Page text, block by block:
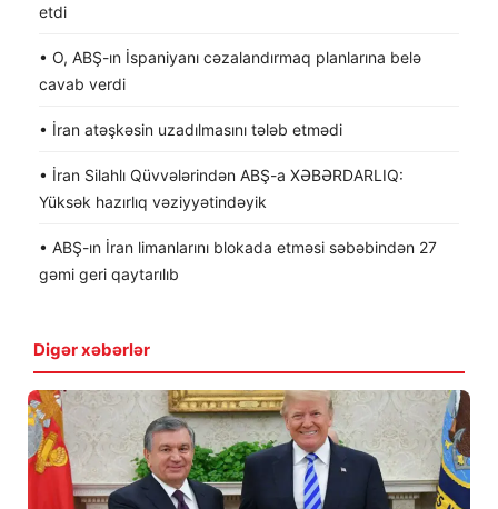
etdi
• O, ABŞ-ın İspaniyanı cəzalandırmaq planlarına belə
cavab verdi
• İran atəşkəsin uzadılmasını tələb etmədi
• İran Silahlı Qüvvələrindən ABŞ-a XƏBƏRDARLIQ:
Yüksək hazırlıq vəziyyətindəyik
• ABŞ-ın İran limanlarını blokada etməsi səbəbindən 27
gəmi geri qaytarılıb
Digər xəbərlər